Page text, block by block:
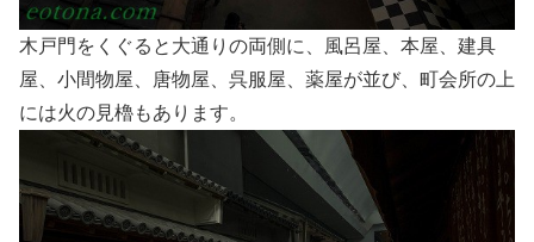
木戸門をくぐると大通りの両側に、風呂屋、本屋、建具
屋、小間物屋、唐物屋、呉服屋、薬屋が並び、町会所の上
には火の見櫓もあります。